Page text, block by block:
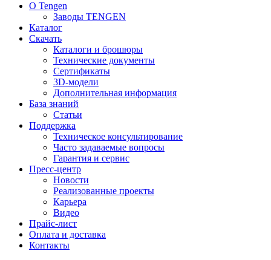
О Tengen
Заводы TENGEN
Каталог
Скачать
Каталоги и брошюры
Технические документы
Сертификаты
3D-модели
Дополнительная информация
База знаний
Статьи
Поддержка
Техническое консультирование
Часто задаваемые вопросы
Гарантия и сервис
Пресс-центр
Новости
Реализованные проекты
Карьера
Видео
Прайс-лист
Оплата и доставка
Контакты